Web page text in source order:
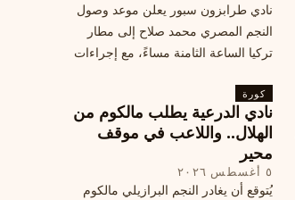
نادي طرابزون سبور يعلن موعد وصول
النجم المصري محمد صلاح إلى مطار
تركيا الساعة الثامنة مساءً، مع إجراءات
جديد ومكافآت مالية.
كورة
نادي الدرعية يطلب مالكوم من
الهلال.. واللاعب في موقف
محير
٥ أغسطس ٢٠٢٦
يُتوقع أن يغادر النجم البرازيلي مالكوم